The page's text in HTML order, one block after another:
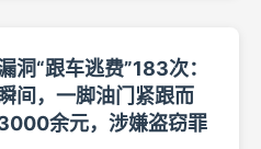
洞“跟车逃费”183次：
间，一脚油门紧跟而
余元，涉嫌盗窃罪